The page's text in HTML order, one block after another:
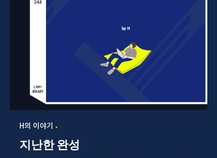
H의 이야기
지난한 완성